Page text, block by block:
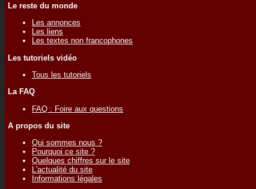
Le reste du monde
Les annonces
Les liens
Les textes non francophones
Les tutoriels vidéo
Tous les tutoriels
La FAQ
FAQ : Foire aux questions
A propos du site
Qui sommes nous ?
Pourquoi ce site ?
Quelques chiffres sur le site
L'actualité du site
Informations légales